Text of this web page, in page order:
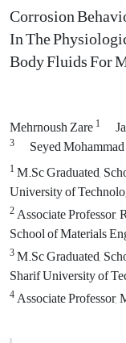
Corrosion
In The
Body Fluids For
Mehrnoush Zare1
3 Seyed
1M.Sc Graduated,
University of
2Associate Professor,
School of Materials
3M.Sc Graduated,
Sharif University of
4Associate